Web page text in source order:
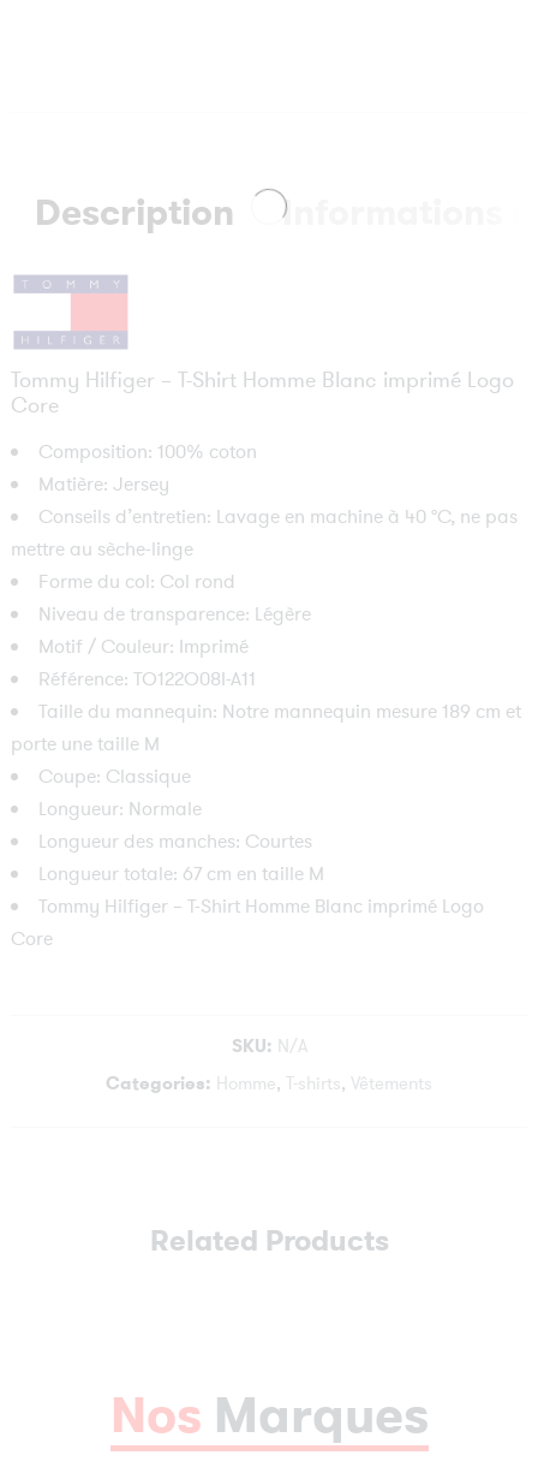
Description Informations
Tommy Hilfiger – T-Shirt Homme Blanc imprimé Logo
Core
Composition: 100% coton
Matière: Jersey
Conseils d’entretien: Lavage en machine à 40 °C, ne pas
mettre au sèche-linge
Forme du col: Col rond
Niveau de transparence: Légère
Motif / Couleur: Imprimé
Référence: TO122O08I-A11
Taille du mannequin: Notre mannequin mesure 189 cm et
porte une taille M
Coupe: Classique
Longueur: Normale
Longueur des manches: Courtes
Longueur totale: 67 cm en taille M
Tommy Hilfiger – T-Shirt Homme Blanc imprimé Logo
Core
SKU: N/A
Categories: Homme, T-shirts, Vêtements
Related Products
Nos Marques